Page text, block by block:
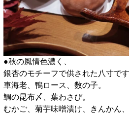
●秋の風情色濃く、
銀杏のモチーフで供された八寸です
車海老、鴨ロース、数の子。
鯛の昆布〆、葉わさび。
むかご、菊芋味噌漬け、きんかん